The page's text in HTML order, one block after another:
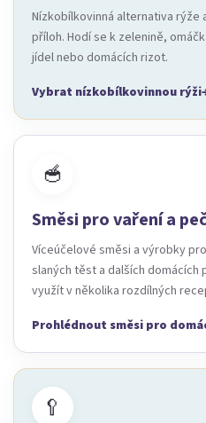
Nízkobílkovinná alternativa rýže
příloh. Hodí se k zelenině,
jídel nebo domácích rizot.
Vybrat nízkobílkovinnou rýži
🥣
Směsi pro vaření a
Víceúčelové směsi a výrobky
slaných těst a dalších domácích
využít v několika rozdílných
Prohlédnout směsi pro
🥄